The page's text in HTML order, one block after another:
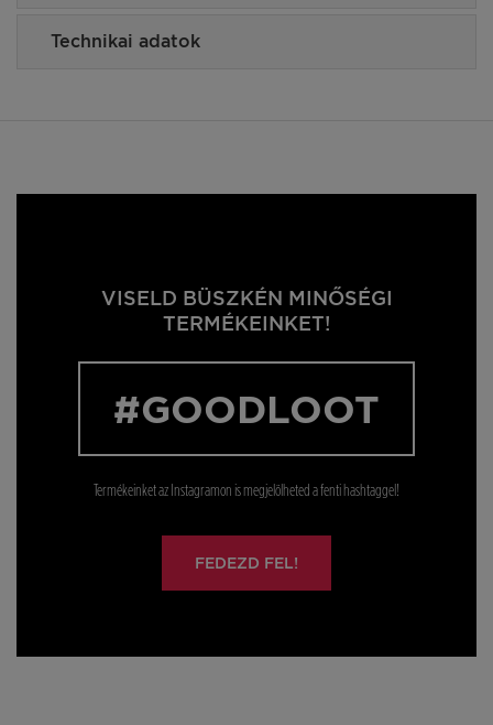
Technikai adatok
VISELD BÜSZKÉN MINŐSÉGI
TERMÉKEINKET!
#GOODLOOT
Termékeinket az Instagramon is megjelölheted a fenti hashtaggel!
FEDEZD FEL!